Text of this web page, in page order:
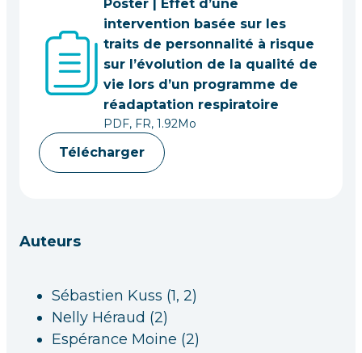
Poster | Effet d’une
intervention basée sur les
traits de personnalité à risque
sur l’évolution de la qualité de
vie lors d’un programme de
réadaptation respiratoire
PDF, FR, 1.92Mo
Télécharger
Auteurs
Sébastien Kuss (1, 2)
Nelly Héraud (2)
Espérance Moine (2)